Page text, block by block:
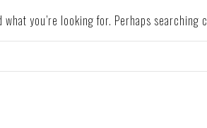
what you’re looking for. Perhaps searching